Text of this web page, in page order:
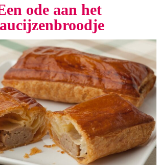
ode aan het